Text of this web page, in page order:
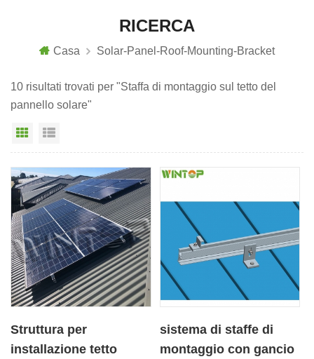
RICERCA
Casa Solar-Panel-Roof-Mounting-Bracket
10 risultati trovati per "Staffa di montaggio sul tetto del
pannello solare"
Vista a griglia
Struttura per
installazione tetto
sistema di staffe di
montaggio con gancio